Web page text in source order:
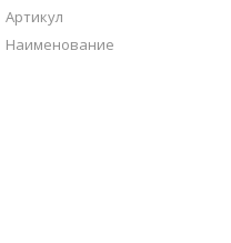
Артикул
Наименование